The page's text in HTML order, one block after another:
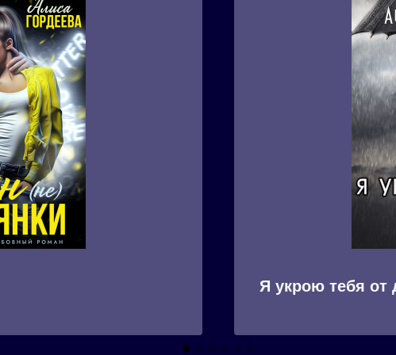
Я укрою тебя от